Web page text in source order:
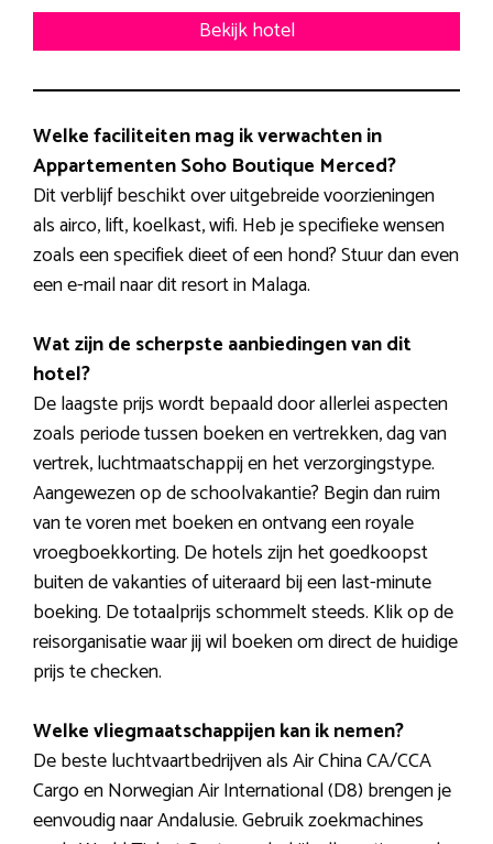
Bekijk hotel
Welke faciliteiten mag ik verwachten in
Appartementen Soho Boutique Merced?
Dit verblijf beschikt over uitgebreide voorzieningen
als airco, lift, koelkast, wifi. Heb je specifieke wensen
zoals een specifiek dieet of een hond? Stuur dan even
een e-mail naar dit resort in Malaga.
Wat zijn de scherpste aanbiedingen van dit
hotel?
De laagste prijs wordt bepaald door allerlei aspecten
zoals periode tussen boeken en vertrekken, dag van
vertrek, luchtmaatschappij en het verzorgingstype.
Aangewezen op de schoolvakantie? Begin dan ruim
van te voren met boeken en ontvang een royale
vroegboekkorting. De hotels zijn het goedkoopst
buiten de vakanties of uiteraard bij een last-minute
boeking. De totaalprijs schommelt steeds. Klik op de
reisorganisatie waar jij wil boeken om direct de huidige
prijs te checken.
Welke vliegmaatschappijen kan ik nemen?
De beste luchtvaartbedrijven als Air China CA/CCA
Cargo en Norwegian Air International (D8) brengen je
eenvoudig naar Andalusie. Gebruik zoekmachines